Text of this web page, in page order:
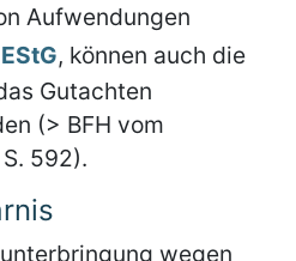
Aufwendungen
, können auch die
Gutachten
(> BFH vom
592).
wegen